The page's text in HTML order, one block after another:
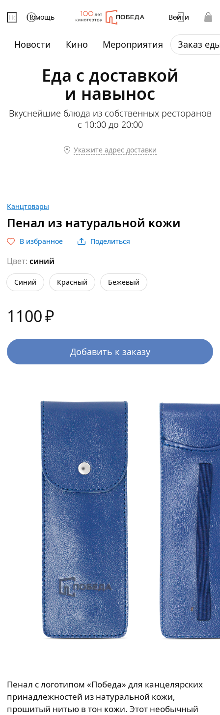
Помощь Войти
Новости Кино Мероприятия Заказ
Еда с доставкой
и навынос
Вкуснейшие блюда из собственных ресторанов
с 10:00 до 20:00
Укажите адрес доставки
Пенал c логотипом «Победа» для канцелярских
принадлежностей из натуральной кожи,
прошитый нитью в тон кожи. Этот необычный
Канцтовары
Пенал из натуральной кожи
В избранное Поделиться
Цвет: синий
синий красный бежевый
1100₽
Добавить к заказу